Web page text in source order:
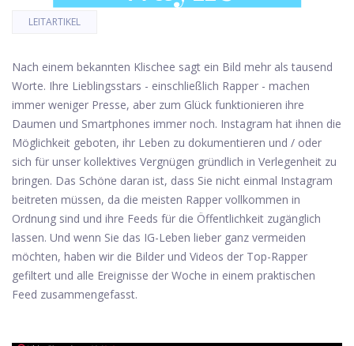
LEITARTIKEL
Nach einem bekannten Klischee sagt ein Bild mehr als tausend
Worte. Ihre Lieblingsstars - einschließlich Rapper - machen
immer weniger Presse, aber zum Glück funktionieren ihre
Daumen und Smartphones immer noch. Instagram hat ihnen die
Möglichkeit geboten, ihr Leben zu dokumentieren und / oder
sich für unser kollektives Vergnügen gründlich in Verlegenheit zu
bringen. Das Schöne daran ist, dass Sie nicht einmal Instagram
beitreten müssen, da die meisten Rapper vollkommen in
Ordnung sind und ihre Feeds für die Öffentlichkeit zugänglich
lassen. Und wenn Sie das IG-Leben lieber ganz vermeiden
möchten, haben wir die Bilder und Videos der Top-Rapper
gefiltert und alle Ereignisse der Woche in einem praktischen
Feed zusammengefasst.